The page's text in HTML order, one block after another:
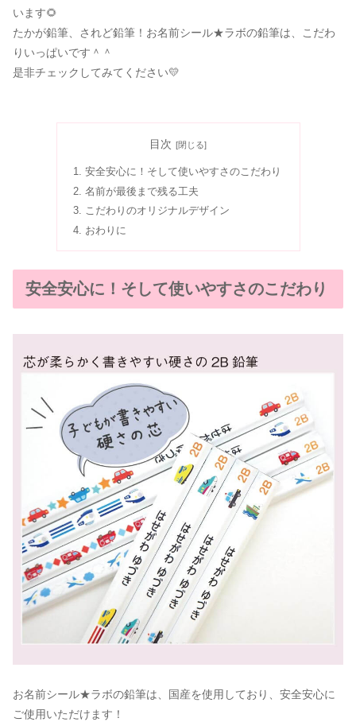
います🌻
たかが鉛筆、されど鉛筆！お名前シール★ラボの鉛筆は、こだわ
りいっぱいです＾＾
是非チェックしてみてください💛
目次
安全安心に！そして使いやすさのこだわり
名前が最後まで残る工夫
こだわりのオリジナルデザイン
おわりに
安全安心に！そして使いやすさのこだわり
お名前シール★ラボの鉛筆は、国産を使用しており、安全安心に
ご使用いただけます！